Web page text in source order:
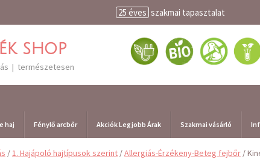
25 éves szakmai tapasztalat
shop
| természetesen
haj Fénylő arcbőr Akciók Legjobb Árak Szakmai vásárló
/1. Hajápoló hajtípusok szerint /Allergiás-Érzékeny-Beteg fejbőr /